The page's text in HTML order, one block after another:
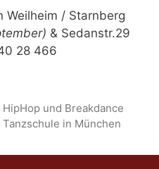
Weilheim / Starnberg
& Sedanstr.29
28 466
HipHop und Breakdance
Tanzschule in München